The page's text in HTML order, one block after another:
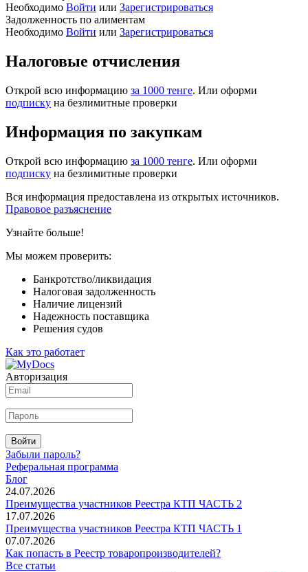
Необходимо Войти или Зарегистрироваться
Задолженность по алиментам
Необходимо Войти или Зарегистрироваться
Налоговые отчисления
Открой всю информацию за 1000 тенге. Или оформи
подписку на безлимитные проверки
Информация по закупкам
Открой всю информацию за 1000 тенге. Или оформи
подписку на безлимитные проверки
Вся информация предоставлена из открытых источников.
Правовое разъяснение
Узнайте больше!
Мы можем проверить:
Банкротство/ликвидация
Налоговая задолженность
Наличие лицензий
Надежность поставщика
Решения судов
Как это работает
Авторизация
Войти
Забыли пароль?
Реферальная программа
Блог
24.07.2026
Преимущества участников Реестра КТП ЧАСТЬ 2
17.07.2026
Преимущества участников Реестра КТП ЧАСТЬ 1
07.07.2026
Как попасть в Реестр товаропроизводителей?
Все статьи